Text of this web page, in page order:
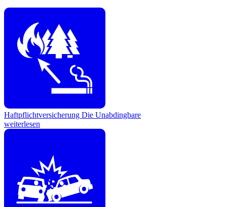
Haftpflichtversicherung Die Unabdingbare
weiterlesen